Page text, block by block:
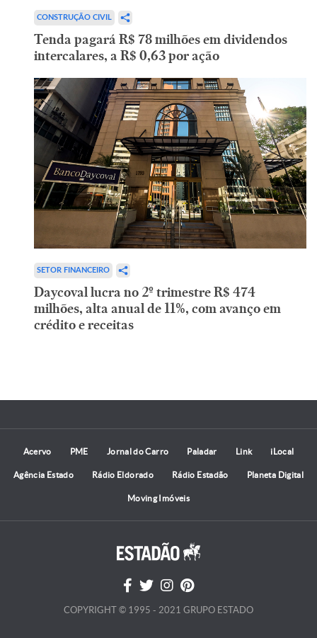
CONSTRUÇÃO CIVIL
Tenda pagará R$ 78 milhões em dividendos
intercalares, a R$ 0,63 por ação
SETOR FINANCEIRO
Daycoval lucra no 2º trimestre R$ 474
milhões, alta anual de 11%, com avanço em
crédito e receitas
Acervo PME Jornal do Carro Paladar Link iLocal
Agência Estado Rádio Eldorado Rádio Estadão Planeta Digital
Moving Imóveis
COPYRIGHT © 1995 - 2021 GRUPO ESTADO